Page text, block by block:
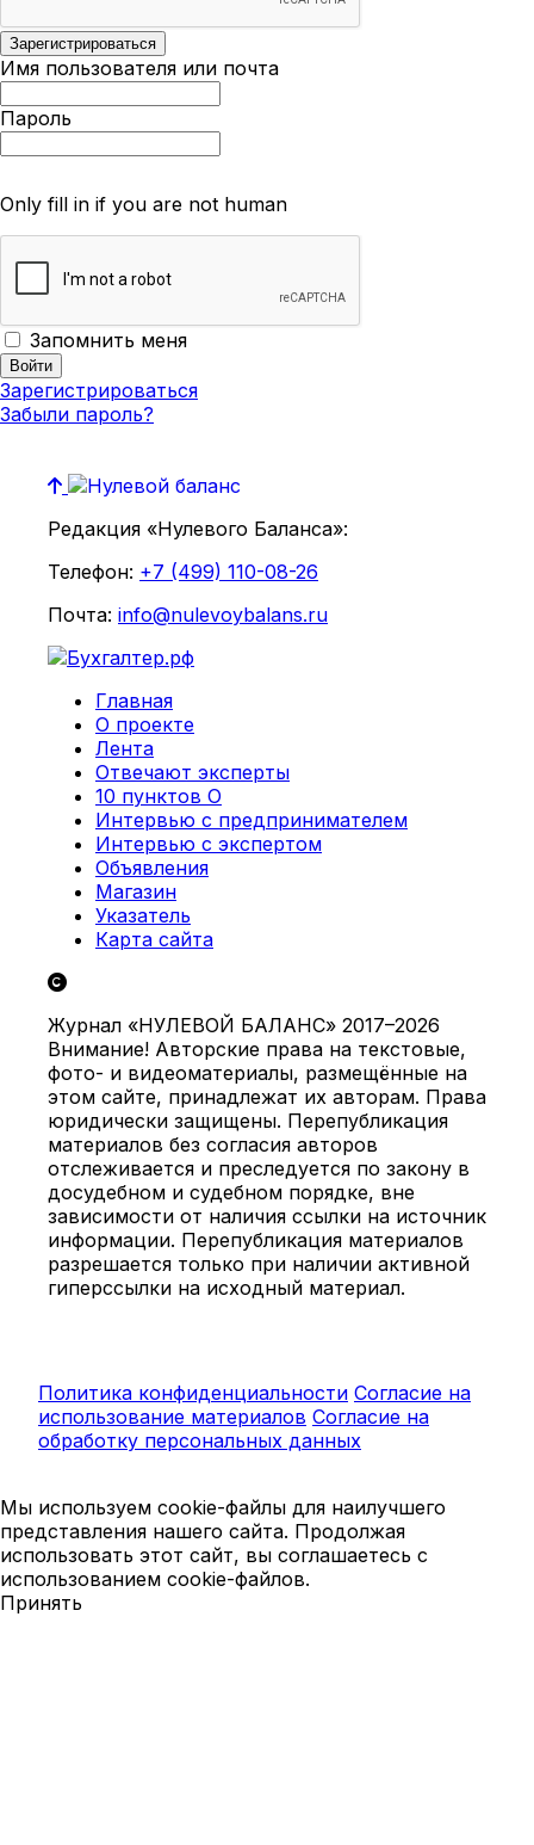
Имя пользователя или почта
Пароль
Only fill in if you are not human
Запомнить меня
Зарегистрироваться
Забыли пароль?
Редакция «Нулевого Баланса»:
Телефон: +7 (499) 110-08-26
Почта: info@nulevoybalans.ru
Главная
О проекте
Лента
Отвечают эксперты
10 пунктов О
Интервью с предпринимателем
Интервью с экспертом
Объявления
Магазин
Указатель
Карта сайта
Журнал «НУЛЕВОЙ БАЛАНС» 2017–2026
Внимание! Авторские права на текстовые,
фото- и видеоматериалы, размещённые на
этом сайте, принадлежат их авторам. Права
юридически защищены. Перепубликация
материалов без согласия авторов
отслеживается и преследуется по закону в
досудебном и судебном порядке, вне
зависимости от наличия ссылки на источник
информации. Перепубликация материалов
разрешается только при наличии активной
гиперссылки на исходный материал.
Политика конфиденциальности Согласие на
использование материалов Согласие на
обработку персональных данных
Мы используем cookie-файлы для наилучшего
представления нашего сайта. Продолжая
использовать этот сайт, вы соглашаетесь с
использованием cookie-файлов.
Принять